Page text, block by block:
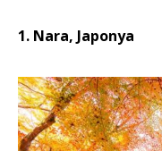
1. Nara, Japonya